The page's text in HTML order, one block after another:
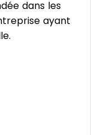
dans les
ayant